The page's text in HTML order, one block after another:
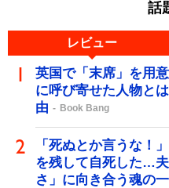
話
レビュー
英国で「末席」を用
に呼び寄せた人物と
由
Book Bang
「死ぬとか言うな！
を残して自死した…
さ」に向き合う魂の